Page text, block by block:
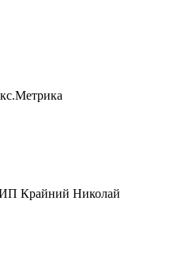
Крайний Николай